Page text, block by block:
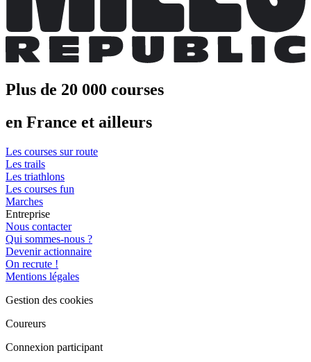
Plus de 20 000 courses
en France et ailleurs
Les courses sur route
Les trails
Les triathlons
Les courses fun
Marches
Entreprise
Nous contacter
Qui sommes-nous ?
Devenir actionnaire
On recrute !
Mentions légales
Gestion des cookies
Coureurs
Connexion participant